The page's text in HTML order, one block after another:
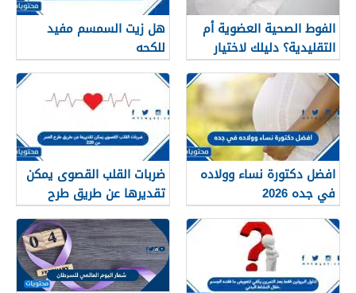
الفوط الصحية العضوية أم
التقليدية؟ دليلك لاختيار
النوع الأنسب لبشرتك
هل زيت السمسم مفيد
للكحه
افضل دكتورة نساء وولاده
في جده 2026
ضربات القلب القصوى يمكن
تقديرها عن طريق طرح
العمر من 220